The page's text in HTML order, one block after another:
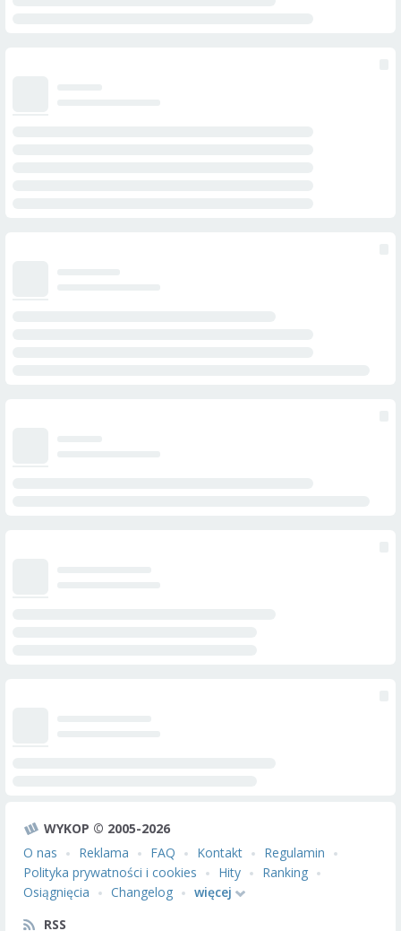
WYKOP © 2005-2026
O nas
Reklama FAQ Kontakt
Regulamin
Polityka prywatności i cookies
Hity
Ranking
Osiągnięcia
Changelog
więcej
RSS